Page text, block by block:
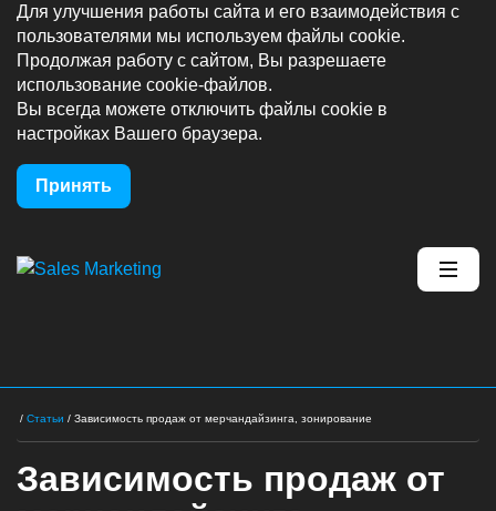
Для улучшения работы сайта и его взаимодействия с
пользователями мы используем файлы cookie.
Продолжая работу с сайтом, Вы разрешаете
использование cookie-файлов.
Вы всегда можете отключить файлы cookie в
настройках Вашего браузера.
Принять
/ Статьи / Зависимость продаж от мерчандайзинга, зонирование
Зависимость продаж от